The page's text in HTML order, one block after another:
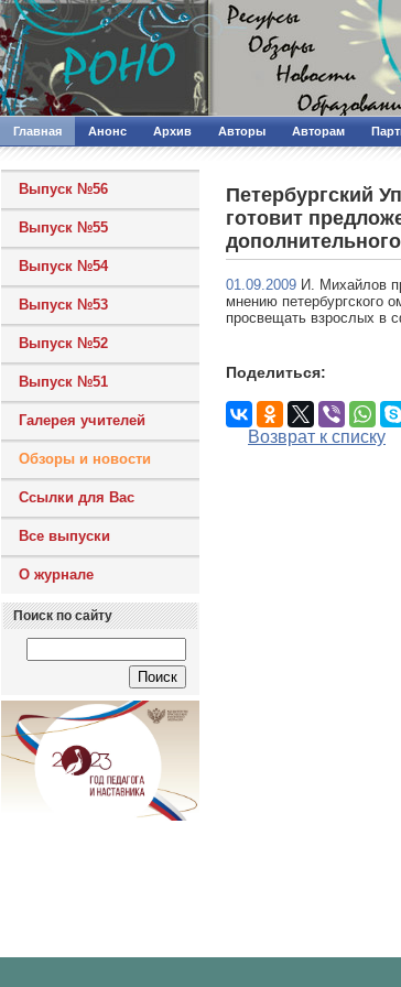
Главная Анонс Архив Авторы Авторам
Выпуск №56
Выпуск №55
Выпуск №54
Выпуск №53
Выпуск №52
Выпуск №51
Галерея учителей
Обзоры и новости
Ссылки для Вас
Все выпуски
О журнале
Поиск по сайту
Петербургский
готовит
01.09.2009 И. Михайлов
мнению петербургского
просвещать взрослых в
Поделиться:
Возврат к списку